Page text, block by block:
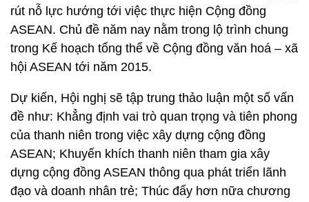
rút nỗ lực hướng tới việc thực hiện Cộng đồng
ASEAN. Chủ đề năm nay nằm trong lộ trình chung
trong Kế hoạch tổng thể về Cộng đồng văn hoá – xã
hội ASEAN tới năm 2015.
Dự kiến, Hội nghị sẽ tập trung thảo luận một số vấn
đề như: Khẳng định vai trò quan trọng và tiên phong
của thanh niên trong việc xây dựng cộng đồng
ASEAN; Khuyến khích thanh niên tham gia xây
dựng cộng đồng ASEAN thông qua phát triển lãnh
đạo và doanh nhân trẻ; Thúc đẩy hơn nữa chương